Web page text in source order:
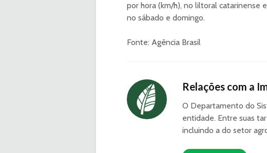
por hora (km/h), no liltoral catarinense
no sábado e domingo.
Fonte: Agência Brasil
Relações com a
O Departamento do
entidade. Entre suas
incluindo a do setor